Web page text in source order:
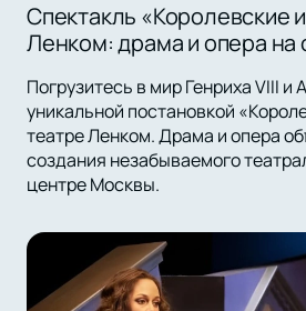
Спектакль «Королевские
Ленком: драма и опера
Погрузитесь в мир Генриха VIII и
уникальной постановкой
театре Ленком. Драма и опера
создания незабываемого
центре Москвы.